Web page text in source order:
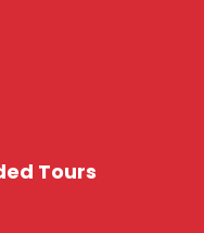
Tours